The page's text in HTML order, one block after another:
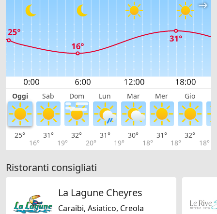
Oggi Sab Dom Lun Mar Mer Gio
25°
16°
31°
19°
32°
20°
31°
19°
30°
18°
31°
18°
32°
18°
Ristoranti consigliati
La Lagune Cheyres
Caraibi, Asiatico, Creola